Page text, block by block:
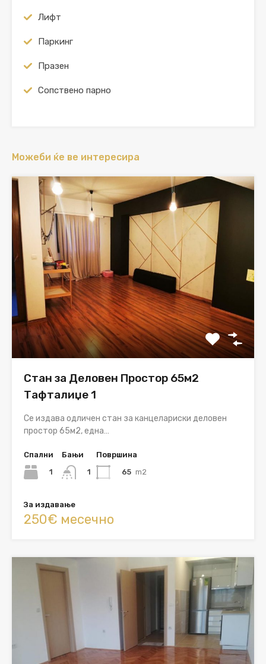
Лифт
Паркинг
Празен
Сопствено парно
Можеби ќе ве интересира
Стан за Деловен Простор 65м2
Тафталиџе 1
Се издава одличен стан за канцелариски деловен
простор 65м2, една…
Спални
1
Бањи
1
Површина
65 m2
За издавање
250€ месечно